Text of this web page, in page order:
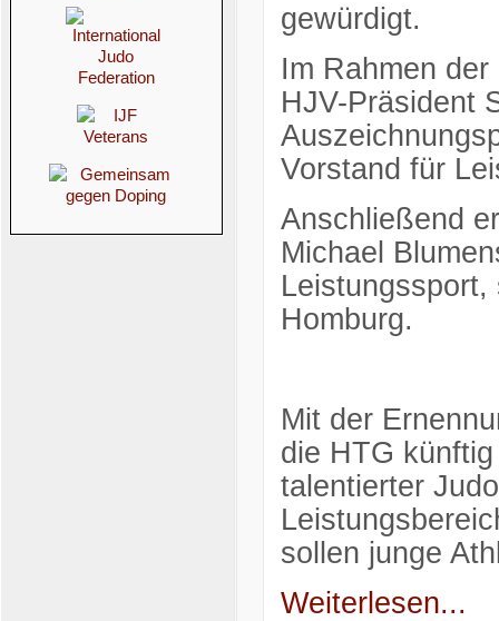
gewürdigt.
Im Rahmen
HJV-Präsident
Vorstand für
Anschließend
Michael
Homburg.
Mit der
die HTG
talentierter
sollen junge
Weiterlesen...